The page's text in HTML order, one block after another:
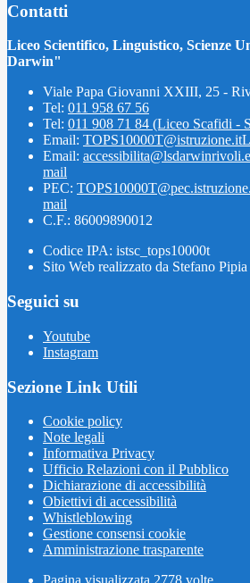
Contatti
Liceo Scientifico, Linguistico, Scienze
Darwin"
Viale Papa Giovanni XXIII, 25 -
Tel: 011 958 67 56
Tel: 011 908 71 84 (Liceo Scafidi -
Email: TOPS10000T@istruzione.it
Email:
mail
PEC:
mail
C.F.: 86009890012
Codice IPA: istsc_tops10000t
Sito Web realizzato da Stefano Pipia
Seguici su
Youtube
Instagram
Sezione Link Utili
Cookie policy
Note legali
Informativa Privacy
Ufficio Relazioni con il Pubblico
Dichiarazione di accessibilità
Obiettivi di accessibilità
Whistleblowing
Gestione consensi cookie
Amministrazione trasparente